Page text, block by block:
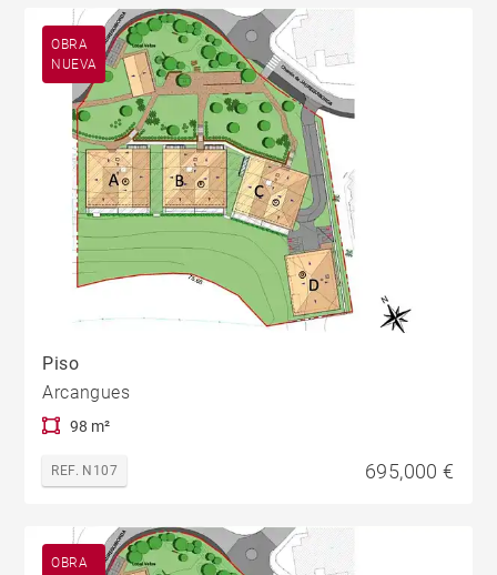
OBRA
NUEVA
Piso
Arcangues
98 m²
REF. N107 695,000 €
OBRA